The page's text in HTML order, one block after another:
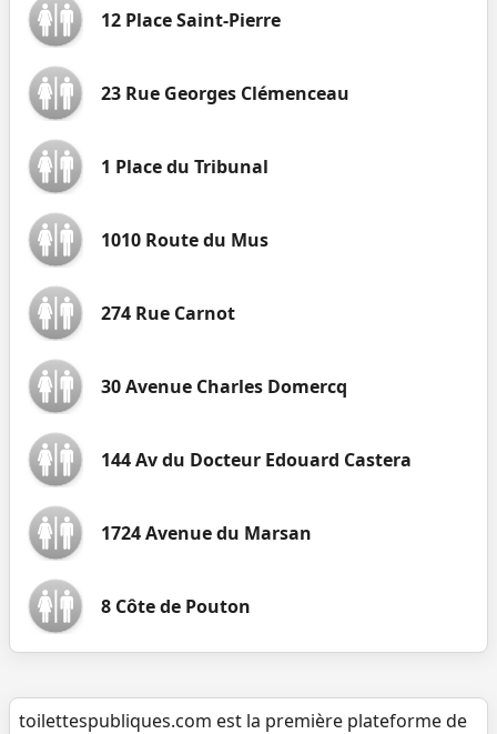
12 Place Saint-Pierre
23 Rue Georges Clémenceau
1 Place du Tribunal
1010 Route du Mus
274 Rue Carnot
30 Avenue Charles Domercq
144 Av du Docteur Edouard Castera
1724 Avenue du Marsan
8 Côte de Pouton
toilettespubliques.com est la première plateforme de